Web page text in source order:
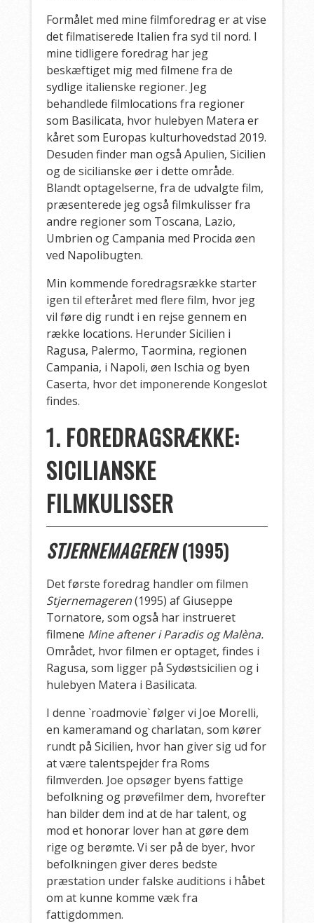
Formålet med mine filmforedrag er at vise
det filmatiserede Italien fra syd til nord. I
mine tidligere foredrag har jeg
beskæftiget mig med filmene fra de
sydlige italienske regioner. Jeg
behandlede filmlocations fra regioner
som Basilicata, hvor hulebyen Matera er
kåret som Europas kulturhovedstad 2019.
Desuden finder man også Apulien, Sicilien
og de sicilianske øer i dette område.
Blandt optagelserne, fra de udvalgte film,
præsenterede jeg også filmkulisser fra
andre regioner som Toscana, Lazio,
Umbrien og Campania med Procida øen
ved Napolibugten.
Min kommende foredragsrække starter
igen til efteråret med flere film, hvor jeg
vil føre dig rundt i en rejse gennem en
række locations. Herunder Sicilien i
Ragusa, Palermo, Taormina, regionen
Campania, i Napoli, øen Ischia og byen
Caserta, hvor det imponerende Kongeslot
findes.
1. FOREDRAGSRÆKKE:
SICILIANSKE
FILMKULISSER
STJERNEMAGEREN(1995)
Det første foredrag handler om filmen
Stjernemageren(1995) af Giuseppe
Tornatore, som også har instrueret
filmene Mine aftener i Paradis og Malèna.
Området, hvor filmen er optaget, findes i
Ragusa, som ligger på Sydøstsicilien og i
hulebyen Matera i Basilicata.
I denne `roadmovie` følger vi Joe Morelli,
en kameramand og charlatan, som kører
rundt på Sicilien, hvor han giver sig ud for
at være talentspejder fra Roms
filmverden. Joe opsøger byens fattige
befolkning og prøvefilmer dem, hvorefter
han bilder dem ind at de har talent, og
mod et honorar lover han at gøre dem
rige og berømte. Vi ser på de byer, hvor
befolkningen giver deres bedste
præstation under falske auditions i håbet
om at kunne komme væk fra
fattigdommen.